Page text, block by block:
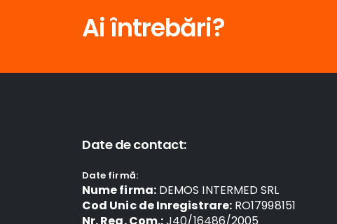
Ai întrebări?
Date de contact:
Date firmă:
Nume firma:DEMOS INTERMED SRL
Cod Unic de Inregistrare: RO17998151